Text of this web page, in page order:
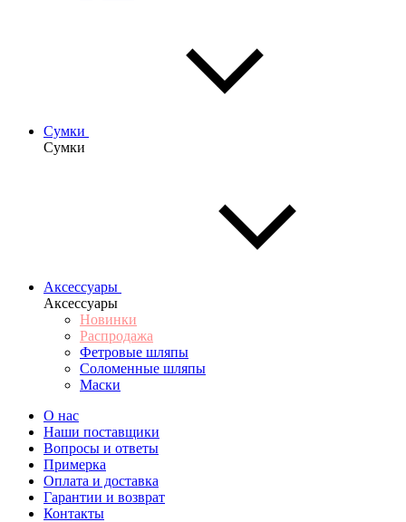
Сумки
Сумки
Аксессуары
Аксессуары
Новинки
Распродажа
Фетровые шляпы
Соломенные шляпы
Маски
О нас
Наши поставщики
Вопросы и ответы
Примерка
Оплата и доставка
Гарантии и возврат
Контакты